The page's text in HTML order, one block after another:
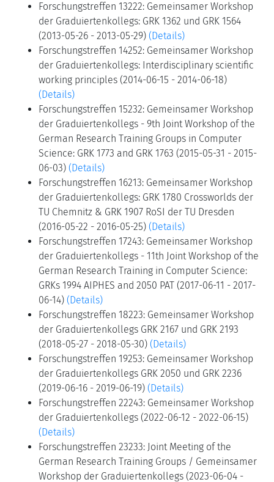
Forschungstreffen 13222: Gemeinsamer Workshop
der Graduiertenkollegs: GRK 1362 und GRK 1564
(2013-05-26 - 2013-05-29) (Details)
Forschungstreffen 14252: Gemeinsamer Workshop
der Graduiertenkollegs: Interdisciplinary scientific
working principles (2014-06-15 - 2014-06-18)
(Details)
Forschungstreffen 15232: Gemeinsamer Workshop
der Graduiertenkollegs - 9th Joint Workshop of the
German Research Training Groups in Computer
Science: GRK 1773 and GRK 1763 (2015-05-31 - 2015-
06-03) (Details)
Forschungstreffen 16213: Gemeinsamer Workshop
der Graduiertenkollegs: GRK 1780 Crossworlds der
TU Chemnitz & GRK 1907 RoSI der TU Dresden
(2016-05-22 - 2016-05-25) (Details)
Forschungstreffen 17243: Gemeinsamer Workshop
der Graduiertenkollegs - 11th Joint Workshop of the
German Research Training in Computer Science:
GRKs 1994 AIPHES and 2050 PAT (2017-06-11 - 2017-
06-14) (Details)
Forschungstreffen 18223: Gemeinsamer Workshop
der Graduiertenkollegs GRK 2167 und GRK 2193
(2018-05-27 - 2018-05-30) (Details)
Forschungstreffen 19253: Gemeinsamer Workshop
der Graduiertenkollegs GRK 2050 und GRK 2236
(2019-06-16 - 2019-06-19) (Details)
Forschungstreffen 22243: Gemeinsamer Workshop
der Graduiertenkollegs (2022-06-12 - 2022-06-15)
(Details)
Forschungstreffen 23233: Joint Meeting of the
German Research Training Groups / Gemeinsamer
Workshop der Graduiertenkollegs (2023-06-04 -